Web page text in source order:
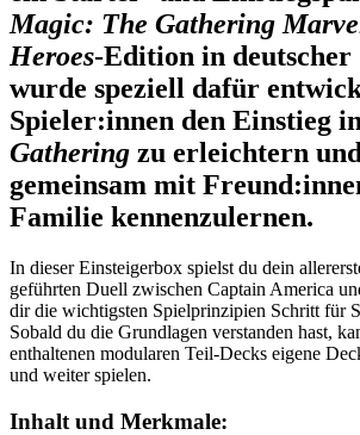
Magic: The Gathering
Heroes‑Edition in deutscher
wurde speziell dafür
Spieler:innen den Einstieg in
Gathering zu erleichtern
gemeinsam mit
Familie kennenzulernen.
In dieser Einsteigerbox spielst du dein
geführten Duell zwischen Captain America
dir die wichtigsten Spielprinzipien Schritt für
Sobald du die Grundlagen verstanden hast,
enthaltenen modularen Teil‑Decks eigene
und weiter spielen.
Inhalt und Merkmale: